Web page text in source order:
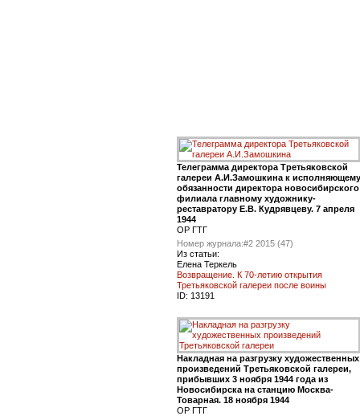
Телеграмма директора Третьяковской
галереи А.И.Замошкина к исполняющему
обязанности директора новосибирского
филиала главному художнику-
реставратору Е.В. Кудрявцеву. 7 апреля
1944
ОР ГТГ
Номер журнала:#2 2015 (47)
Из статьи:
Елена Теркель
Возвращение. К 70-летию открытия
Третьяковской галереи после воины
ID: 13191
Накладная на разгрузку художественных
произведений Третьяковской галереи,
прибывших 3 ноября 1944 года из
Новосибирска на станцию Москва-
Товарная. 18 ноября 1944
ОР ГТГ